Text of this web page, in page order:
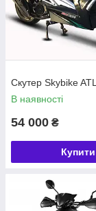
Скутер Skybike
В наявності
54 000 ₴
Купити